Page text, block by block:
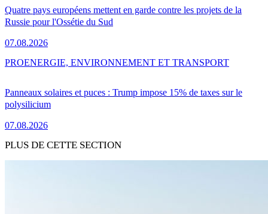
Quatre pays européens mettent en garde contre les projets de la
Russie pour l'Ossétie du Sud
07.08.2026
Panneaux solaires et puces : Trump impose 15% de taxes sur le
polysilicium
07.08.2026
PROENERGIE, ENVIRONNEMENT ET TRANSPORT
PLUS DE CETTE SECTION